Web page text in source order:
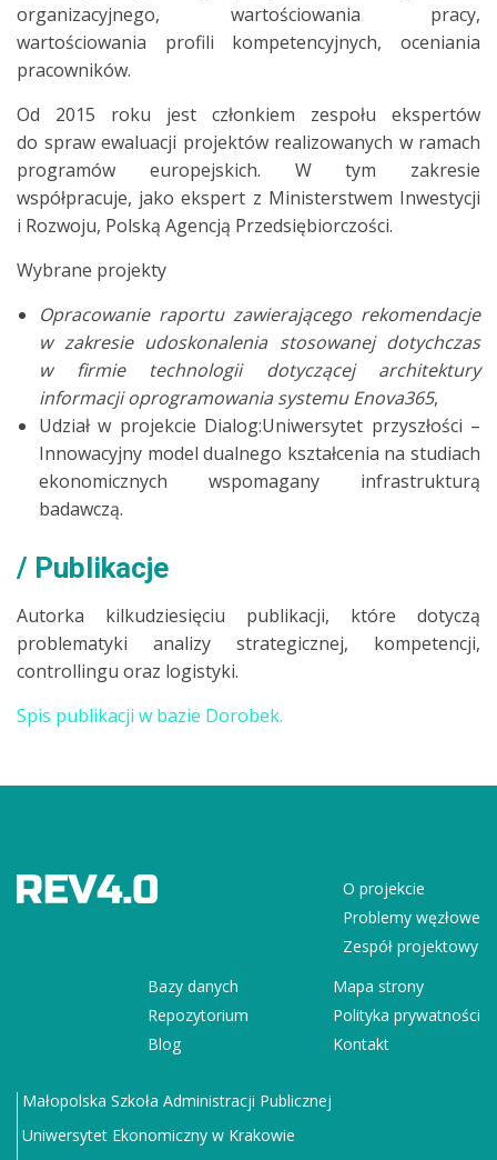
organizacyjnego, wartościowania pracy,
wartościowania profili kompetencyjnych, oceniania
pracowników.
Od 2015 roku jest członkiem zespołu ekspertów
do spraw ewaluacji projektów realizowanych w ramach
programów europejskich. W tym zakresie
współpracuje, jako ekspert z Ministerstwem Inwestycji
i Rozwoju, Polską Agencją Przedsiębiorczości.
Wybrane projekty
Opracowanie raportu zawierającego rekomendacje
w zakresie udoskonalenia stosowanej dotychczas
w firmie technologii dotyczącej architektury
informacji oprogramowania systemu Enova365,
Udział w projekcie Dialog:Uniwersytet przyszłości –
Innowacyjny model dualnego kształcenia na studiach
ekonomicznych wspomagany infrastrukturą
badawczą.
Publikacje
Autorka kilkudziesięciu publikacji, które dotyczą
problematyki analizy strategicznej, kompetencji,
controllingu oraz logistyki.
Spis publikacji w bazie Dorobek.
O projekcie
Problemy węzłowe
Zespół projektowy
Bazy danych
Repozytorium
Blog
Mapa strony
Polityka prywatności
Kontakt
Małopolska Szkoła Administracji Publicznej
Uniwersytet Ekonomiczny w Krakowie